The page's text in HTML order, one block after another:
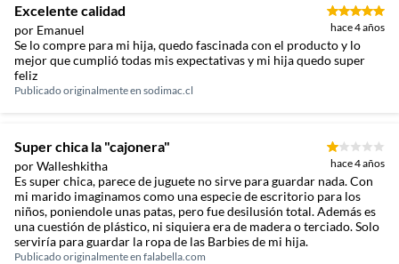
Excelente calidad
por Emanuel hace 4 años
Se lo compre para mi hija, quedo fascinada con el producto y lo
mejor que cumplió todas mis expectativas y mi hija quedo super
feliz
Publicado originalmente en sodimac.cl
Super chica la "cajonera"
por Walleshkitha hace 4 años
Es super chica, parece de juguete no sirve para guardar nada. Con
mi marido imaginamos como una especie de escritorio para los
niños, poniendole unas patas, pero fue desilusión total. Además es
una cuestión de plástico, ni siquiera era de madera o terciado. Solo
serviría para guardar la ropa de las Barbies de mi hija.
Publicado originalmente en falabella.com